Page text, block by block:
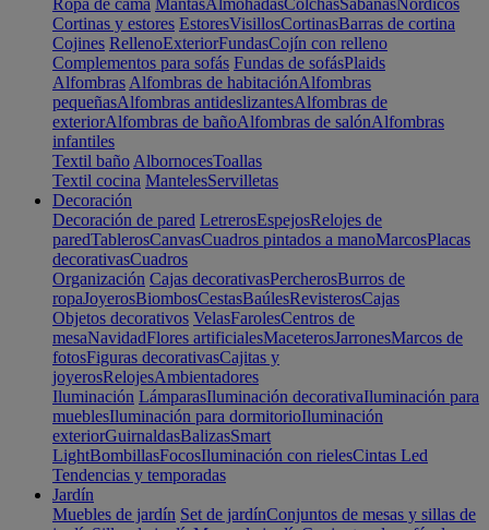
Ropa de cama MantasAlmohadasColchasSábanasNórdicos
Cortinas y estores EstoresVisillosCortinasBarras de cortina
Cojines RellenoExteriorFundasCojín con relleno
Complementos para sofás Fundas de sofásPlaids
Alfombras Alfombras de habitaciónAlfombras
pequeñasAlfombras antideslizantesAlfombras de
exteriorAlfombras de bañoAlfombras de salónAlfombras
infantiles
Textil baño AlbornocesToallas
Textil cocina MantelesServilletas
Decoración
Decoración de pared LetrerosEspejosRelojes de
paredTablerosCanvasCuadros pintados a manoMarcosPlacas
decorativasCuadros
Organización Cajas decorativasPercherosBurros de
ropaJoyerosBiombosCestasBaúlesRevisterosCajas
Objetos decorativos VelasFarolesCentros de
mesaNavidadFlores artificialesMaceterosJarronesMarcos de
fotosFiguras decorativasCajitas y
joyerosRelojesAmbientadores
Iluminación LámparasIluminación decorativaIluminación para
mueblesIluminación para dormitorioIluminación
exteriorGuirnaldasBalizasSmart
LightBombillasFocosIluminación con rielesCintas Led
Tendencias y temporadas
Jardín
Muebles de jardín Set de jardínConjuntos de mesas y sillas de